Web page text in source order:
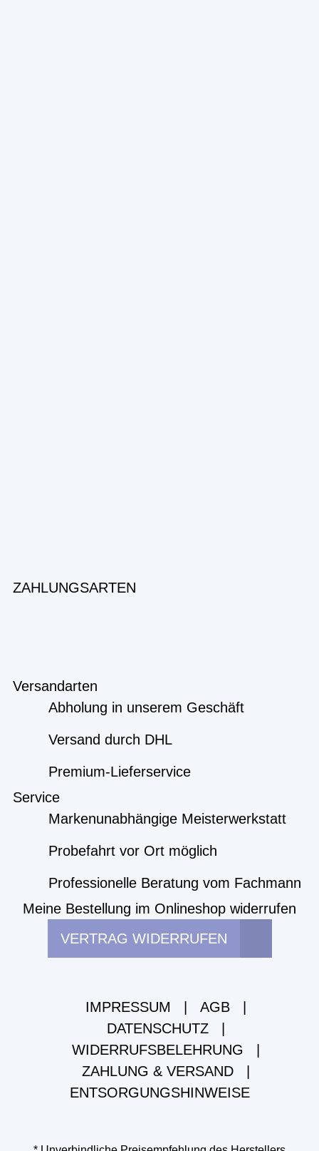
ZAHLUNGSARTEN
Versandarten
Abholung in unserem Geschäft
Versand durch DHL
Premium-Lieferservice
Service
Markenunabhängige Meisterwerkstatt
Probefahrt vor Ort möglich
Professionelle Beratung vom Fachmann
Meine Bestellung im Onlineshop widerrufen
VERTRAG WIDERRUFEN
IMPRESSUM AGB
DATENSCHUTZ
WIDERRUFSBELEHRUNG
ZAHLUNG & VERSAND
ENTSORGUNGSHINWEISE